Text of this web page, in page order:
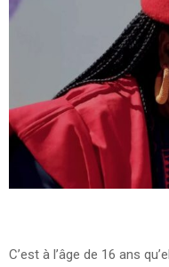
C’est à l’âge de 16 ans